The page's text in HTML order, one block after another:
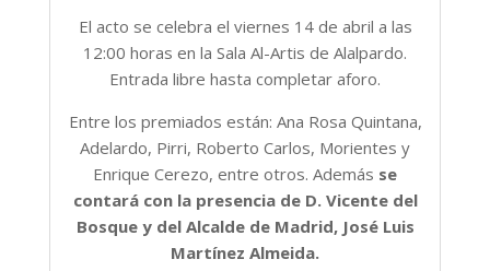
El acto se celebra el viernes 14 de abril a las
12:00 horas en la Sala Al-Artis de Alalpardo.
Entrada libre hasta completar aforo.
Entre los premiados están: Ana Rosa Quintana,
Adelardo, Pirri, Roberto Carlos, Morientes y
Enrique Cerezo, entre otros. Además se
contará con la presencia de D. Vicente del
Bosque y del Alcalde de Madrid, José Luis
Martínez Almeida.